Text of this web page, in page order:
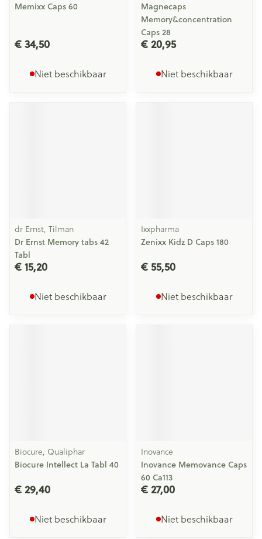
Memixx Caps 60
€ 34,50
Niet beschikbaar
Magnecaps
Memory&concentration
Caps 28
€ 20,95
Niet beschikbaar
dr Ernst, Tilman
Dr Ernst Memory tabs 42
Tabl
€ 15,20
Niet beschikbaar
Ixxpharma
Zenixx Kidz D Caps 180
€ 55,50
Niet beschikbaar
Biocure, Qualiphar
Biocure Intellect La Tabl 40
€ 29,40
Niet beschikbaar
Inovance
Inovance Memovance Caps
60 Ca113
€ 27,00
Niet beschikbaar